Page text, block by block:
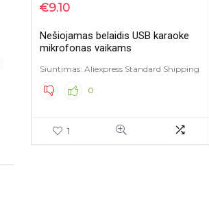
€9.10
Nešiojamas belaidis USB karaoke
mikrofonas vaikams
Siuntimas: Aliexpress Standard Shipping
0
1